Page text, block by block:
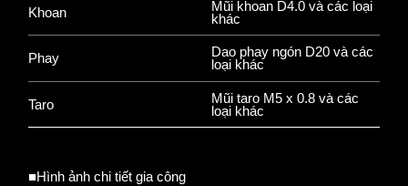
Khoan
Mũi khoan D4.0 và các loại
khác
Phay
Dao phay ngón D20 và các
loại khác
Taro
Mũi taro M5 x 0.8 và các
loại khác
■Hình ảnh chi tiết gia công